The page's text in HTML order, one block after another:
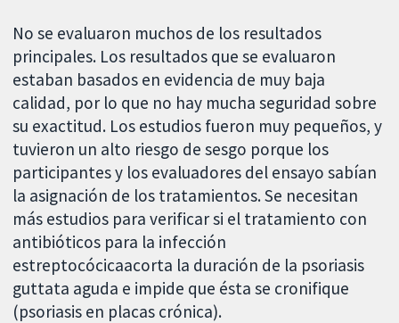
No se evaluaron muchos de los resultados
principales. Los resultados que se evaluaron
estaban basados en evidencia de muy baja
calidad, por lo que no hay mucha seguridad sobre
su exactitud. Los estudios fueron muy pequeños, y
tuvieron un alto riesgo de sesgo porque los
participantes y los evaluadores del ensayo sabían
la asignación de los tratamientos. Se necesitan
más estudios para verificar si el tratamiento con
antibióticos para la infección
estreptocócicaacorta la duración de la psoriasis
guttata aguda e impide que ésta se cronifique
(psoriasis en placas crónica).